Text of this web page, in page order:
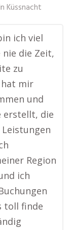
Küssnacht
ich viel
die Zeit,
zu
hat mir
und
erstellt, die
Region
ich
toll finde